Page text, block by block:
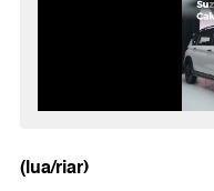
(lua/riar)